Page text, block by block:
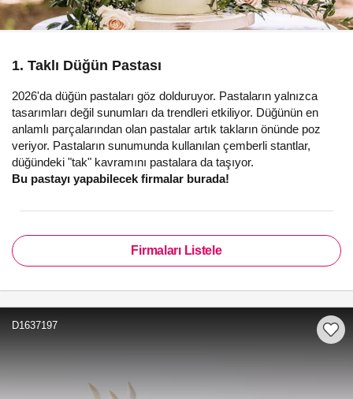
1. Taklı Düğün Pastası
2026'da düğün pastaları göz dolduruyor. Pastaların yalnızca
tasarımları değil sunumları da trendleri etkiliyor. Düğünün en
anlamlı parçalarından olan pastalar artık takların önünde poz
veriyor. Pastaların sunumunda kullanılan çemberli stantlar,
düğündeki "tak" kavramını pastalara da taşıyor.
Bu pastayı yapabilecek firmalar burada!
Firmaları Listele
D1637197